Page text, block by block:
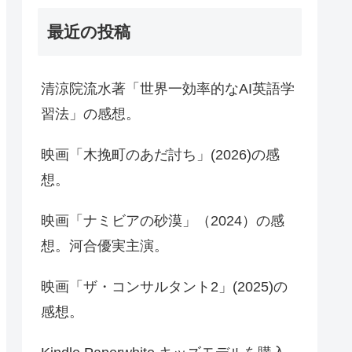
最近の投稿
清涼院流水著「世界一効率的なAI英語学
習法」の感想。
映画「木挽町のあだ討ち」(2026)の感
想。
映画「ナミビアの砂漠」（2024）の感
想。河合優実主演。
映画「ザ・コンサルタント2」(2025)の
感想。